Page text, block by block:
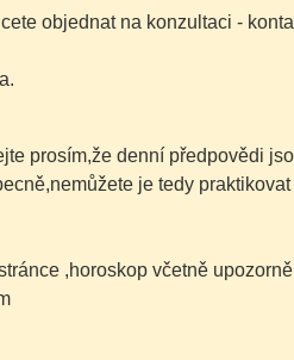
objednat na konzultaci -
prosím,že denní předpovědi
je tedy
,horoskop včetně